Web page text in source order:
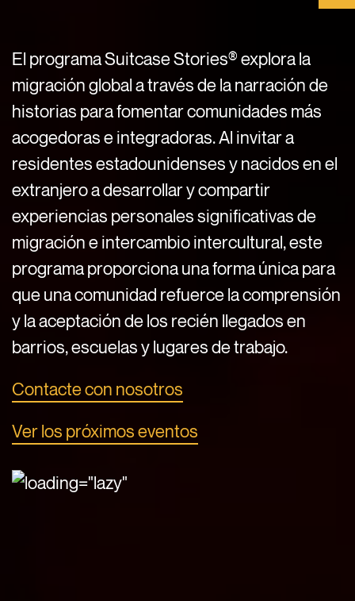
El programa Suitcase Stories® explora la
migración global a través de la narración de
historias para fomentar comunidades más
acogedoras e integradoras. Al invitar a
residentes estadounidenses y nacidos en el
extranjero a desarrollar y compartir
experiencias personales significativas de
migración e intercambio intercultural, este
programa proporciona una forma única para
que una comunidad refuerce la comprensión
y la aceptación de los recién llegados en
barrios, escuelas y lugares de trabajo.
Contacte con nosotros
Ver los próximos eventos